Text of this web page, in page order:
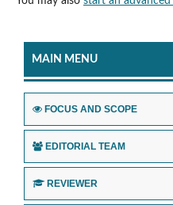
MAIN MENU
FOCUS AND SCOPE
EDITORIAL TEAM
REVIEWER